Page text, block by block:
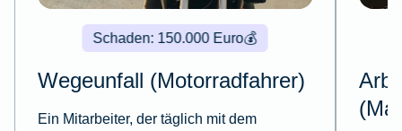
💰
Schaden: 150.000 Euro
Wegeunfall (Motorradfahrer)
Ein Mitarbeiter, der täglich mit dem